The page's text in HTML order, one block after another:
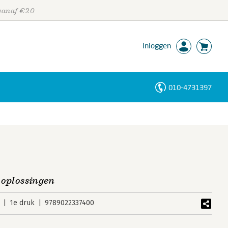
€20
Inloggen
010-4731397
oplossingen
1e druk 9789022337400
Personen